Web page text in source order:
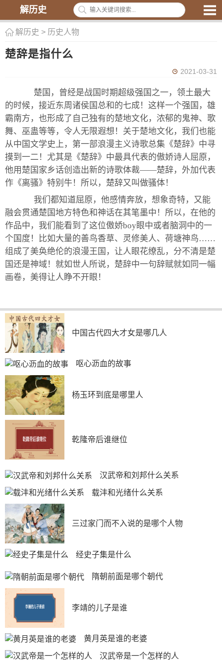
解历史
解历史 > 历史人物
楚辞是指什么
2021-03-31
楚国，曾经是战国时期超级强国之一，领土最大
的时候，接近东周诸侯国总和的七成！这样一个强国，雄
霸南方，也形成了自己独有的楚地文化，浓郁的鬼神、歌
舞、巫蛊等等，令人无限遐想！关于楚地文化，我们也能
从中国文学史上，第一部浪漫主义诗歌总集《楚辞》中寻
摸到一二！尤其是《楚辞》中最具代表的傲娇诗人屈原，
他用楚国家乡话创造出新的诗歌体裁——楚辞，外加代表
作《离骚》特别牛！所以，楚辞又叫做骚体！
我们都知道屈原，他感情奔放，想象奇特，又能
融会贯通楚国地方特色和神话在其笔墨中！所以，在他的
作品中，我们能看到了这位傲娇boy眼中或者脑洞中的一
个国度！比如大量的善鸟香草、灵修美人、荷塘神鸟……
组成了美奂绝伦的浪漫王国，让人眼花缭乱，分不清是楚
国还是神域！就如世人所说，楚辞中一句辞赋就如同一幅
画卷，美得让人睁不开眼！
中国古代四大才女是哪几人
呕心沥血的故事
杨玉环到底是哪里人
乾隆帝后谁继位
汉武帝和刘邦什么关系
载沣和光绪什么关系
三过家门而不入说的是哪个人物
经史子集是什么
隋朝前面是哪个朝代
李靖的儿子是谁
黄月英是谁的老婆
汉武帝是一个怎样的人